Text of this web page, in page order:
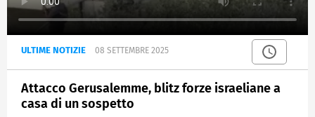
ULTIME NOTIZIE 08 SETTEMBRE 2025
Attacco Gerusalemme, blitz forze israeliane a
casa di un sospetto